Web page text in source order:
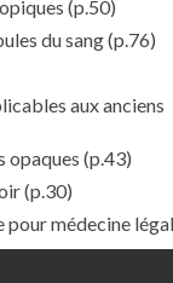
(p.50)
du sang(p.76)
aux anciens
opaques (p.43)
(p.30)
pour médecine